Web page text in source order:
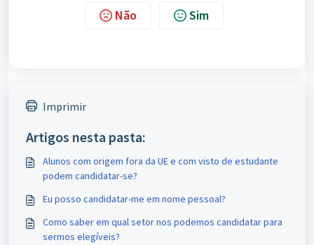
Não Sim
Imprimir
Artigos nesta pasta:
Alunos com origem fora da UE e com visto de estudante
podem candidatar-se?
Eu posso candidatar-me em nome pessoal?
Como saber em qual setor nos podemos candidatar para
sermos elegíveis?